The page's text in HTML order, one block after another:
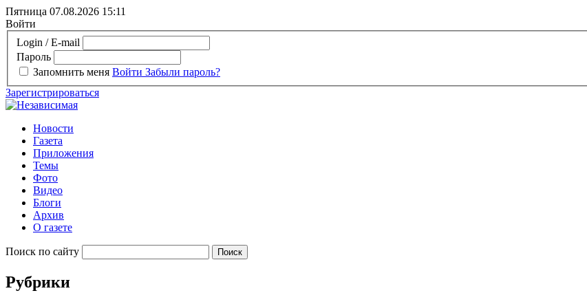
Пятница 07.08.2026 15:11
Войти
Login / E-mail
Пароль
Запомнить меня Войти Забыли пароль?
Зарегистрироваться
Новости
Газета
Приложения
Темы
Фото
Видео
Блоги
Архив
О газете
Поиск по сайту
Рубрики